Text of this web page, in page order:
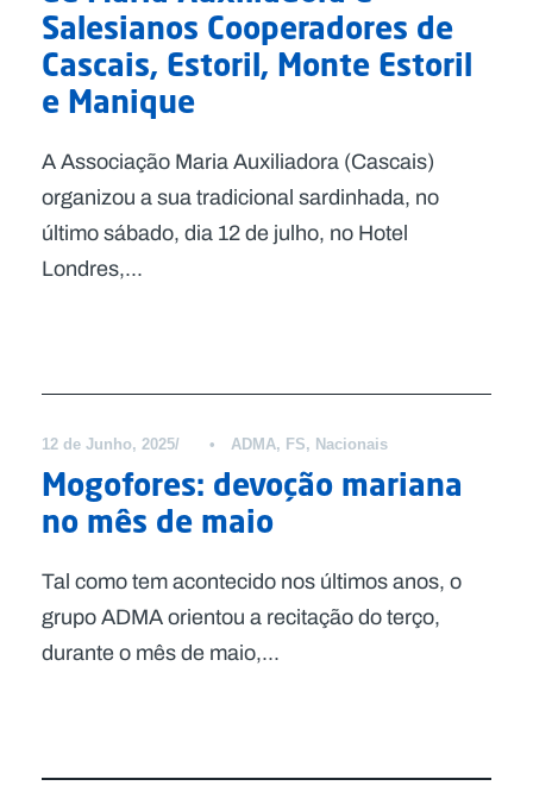
Salesianos Cooperadores de
Cascais, Estoril, Monte Estoril
e Manique
A Associação Maria Auxiliadora (Cascais)
organizou a sua tradicional sardinhada, no
último sábado, dia 12 de julho, no Hotel
Londres,...
12 de Junho, 2025 • ADMA, FS, Nacionais
Mogofores: devoção mariana
no mês de maio
Tal como tem acontecido nos últimos anos, o
grupo ADMA orientou a recitação do terço,
durante o mês de maio,...